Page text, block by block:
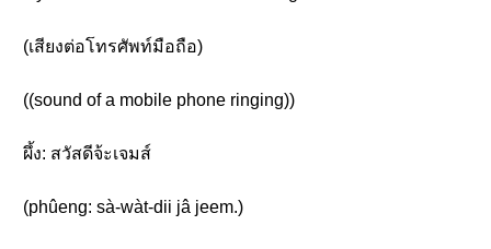
(เสียงต่อโทรศัพท์มือถือ)
((sound of a mobile phone ringing))
ผึ้ง: สวัสดีจ้ะเจมส์
(phûeng: sà-wàt-dii jâ jeem.)